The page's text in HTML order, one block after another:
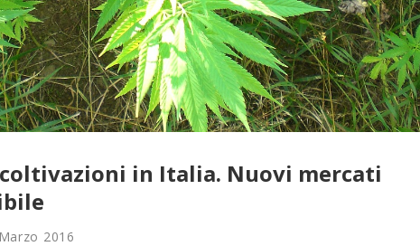
in Italia. Nuovi mercati
2016